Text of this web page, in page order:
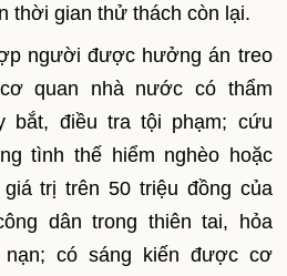
thời gian thử thách còn lại.
người được hưởng án treo
quan nhà nước có thẩm
bắt, điều tra tội phạm; cứu
tìnhthế hiểm nghèo hoặc
trị trên 50 triệu đồng của
dân trong thiên tai, hỏa
nạn; có sáng kiến được cơ